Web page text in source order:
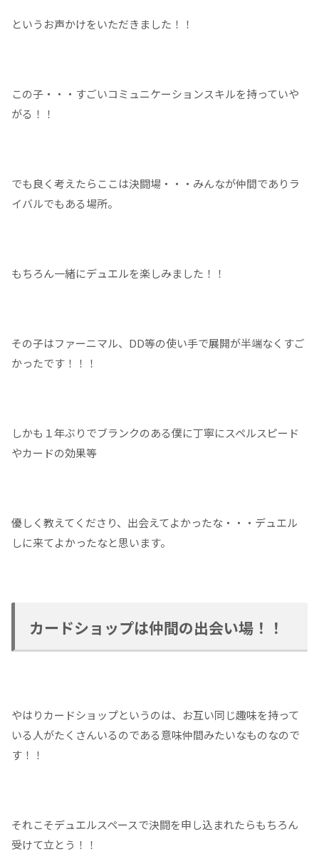
というお声かけをいただきました！！
この子・・・すごいコミュニケーションスキルを持っていや
がる！！
でも良く考えたらここは決闘場・・・みんなが仲間でありラ
イバルでもある場所。
もちろん一緒にデュエルを楽しみました！！
その子はファーニマル、DD等の使い手で展開が半端なくすご
かったです！！！
しかも１年ぶりでブランクのある僕に丁寧にスペルスピード
やカードの効果等
優しく教えてくださり、出会えてよかったな・・・デュエル
しに来てよかったなと思います。
カードショップは仲間の出会い場！！
やはりカードショップというのは、お互い同じ趣味を持って
いる人がたくさんいるのである意味仲間みたいなものなので
す！！
それこそデュエルスペースで決闘を申し込まれたらもちろん
受けて立とう！！